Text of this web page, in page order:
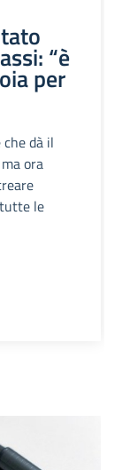
“è
per
dà il
ora
le